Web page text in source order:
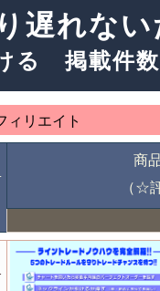
遅れな
る 掲載件数
ィリエイト
商
（☆